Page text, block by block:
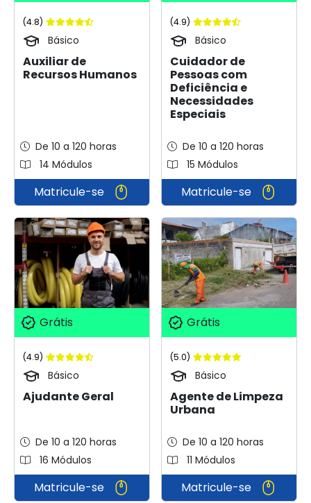
(4.8)
Básico
Auxiliar de
Recursos Humanos
De 10 a 120 horas
14 Módulos
Matricule-se
(4.9)
Básico
Cuidador de
Pessoas com
Deficiência e
Necessidades
Especiais
De 10 a 120 horas
15 Módulos
Matricule-se
Grátis
(4.9)
Básico
Ajudante Geral
De 10 a 120 horas
16 Módulos
Matricule-se
Grátis
(5.0)
Básico
Agente de Limpeza
Urbana
De 10 a 120 horas
11 Módulos
Matricule-se